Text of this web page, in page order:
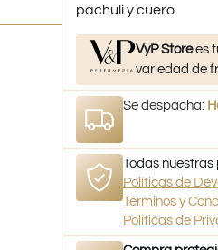
pachulí y cuero.
VyP Storees
variedad de
Se despacha:
Todas
Políticas de
Términos y
Políticas de